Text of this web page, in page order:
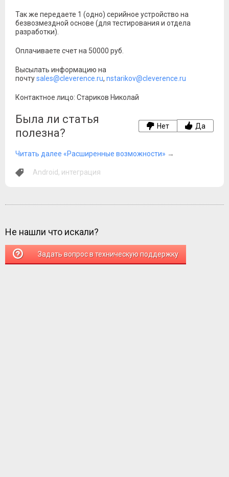
Так же передаете 1 (одно) серийное устройство на
безвозмездной основе (для тестирования и отдела
разработки).
Оплачиваете счет на 50000 руб.
Высылать информацию на
почтуsales@cleverence.ru, nstarikov@cleverence.ru
Контактное лицо: Стариков Николай
Была ли статья
полезна?
Нет Да
Читать далее «Расширенные возможности» →
Android, интеграция
Не нашли что искали?
Задать вопрос в техническую поддержку